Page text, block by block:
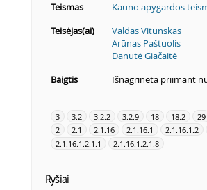
Teismas
Kauno apygardos
Teisėjas(ai)
Valdas Vitunskas
Arūnas Paštuolis
Danutė Giačaitė
Baigtis
Išnagrinėta priimant
3 3.2 3.2.2 3.2.9 18 18.2 29
2
2.1 2.1.16 2.1.16.1 2.1.16.1.2
2.1.16.1.2.1.1
2.1.16.1.2.1.8
Ryšiai